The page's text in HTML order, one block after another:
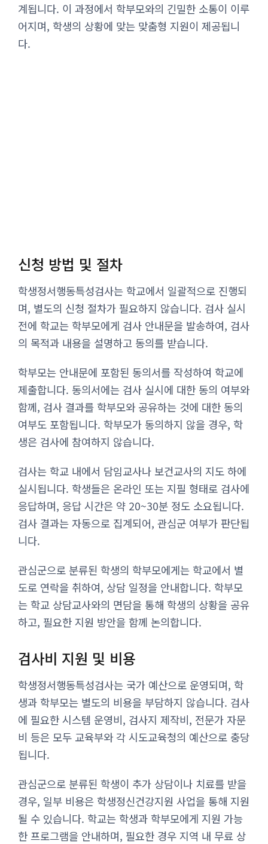
계됩니다. 이 과정에서 학부모와의 긴밀한 소통이 이루
어지며, 학생의 상황에 맞는 맞춤형 지원이 제공됩니
다.
신청 방법 및 절차
학생정서행동특성검사는 학교에서 일괄적으로 진행되
며, 별도의 신청 절차가 필요하지 않습니다. 검사 실시
전에 학교는 학부모에게 검사 안내문을 발송하여, 검사
의 목적과 내용을 설명하고 동의를 받습니다.
학부모는 안내문에 포함된 동의서를 작성하여 학교에
제출합니다. 동의서에는 검사 실시에 대한 동의 여부와
함께, 검사 결과를 학부모와 공유하는 것에 대한 동의
여부도 포함됩니다. 학부모가 동의하지 않을 경우, 학
생은 검사에 참여하지 않습니다.
검사는 학교 내에서 담임교사나 보건교사의 지도 하에
실시됩니다. 학생들은 온라인 또는 지필 형태로 검사에
응답하며, 응답 시간은 약 20~30분 정도 소요됩니다.
검사 결과는 자동으로 집계되어, 관심군 여부가 판단됩
니다.
관심군으로 분류된 학생의 학부모에게는 학교에서 별
도로 연락을 취하여, 상담 일정을 안내합니다. 학부모
는 학교 상담교사와의 면담을 통해 학생의 상황을 공유
하고, 필요한 지원 방안을 함께 논의합니다.
검사비 지원 및 비용
학생정서행동특성검사는 국가 예산으로 운영되며, 학
생과 학부모는 별도의 비용을 부담하지 않습니다. 검사
에 필요한 시스템 운영비, 검사지 제작비, 전문가 자문
비 등은 모두 교육부와 각 시도교육청의 예산으로 충당
됩니다.
관심군으로 분류된 학생이 추가 상담이나 치료를 받을
경우, 일부 비용은 학생정신건강지원 사업을 통해 지원
될 수 있습니다. 학교는 학생과 학부모에게 지원 가능
한 프로그램을 안내하며, 필요한 경우 지역 내 무료 상